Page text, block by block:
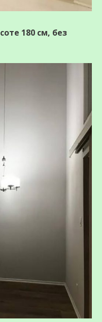
180 см, без